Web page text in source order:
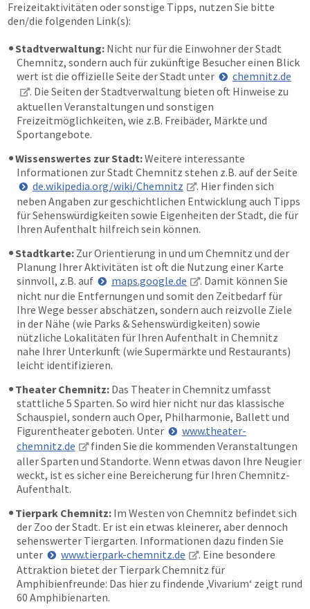
Freizeitaktivitäten oder sonstige Tipps, nutzen Sie bitte
den/die folgenden Link(s):
Stadtverwaltung: Nicht nur für die Einwohner der Stadt
Chemnitz, sondern auch für zukünftige Besucher einen Blick
wert ist die offizielle Seite der Stadt unter
chemnitz.de
. Die Seiten der Stadtverwaltung bieten oft Hinweise zu
aktuellen Veranstaltungen und sonstigen
Freizeitmöglichkeiten, wie z.B. Freibäder, Märkte und
Sportangebote.
Wissenswertes zur Stadt:Weitere interessante
Informationen zur Stadt Chemnitz stehen z.B. auf der Seite
de.wikipedia.org/wiki/Chemnitz
. Hier finden sich
neben Angaben zur geschichtlichen Entwicklung auch Tipps
für Sehenswürdigkeiten sowie Eigenheiten der Stadt, die für
Ihren Aufenthalt hilfreich sein können.
Stadtkarte: Zur Orientierung in und um Chemnitz und der
Planung Ihrer Aktivitäten ist oft die Nutzung einer Karte
sinnvoll, z.B. auf
maps.google.de
. Damit können Sie
nicht nur die Entfernungen und somit den Zeitbedarf für
Ihre Wege besser abschätzen, sondern auch reizvolle Ziele
in der Nähe (wie Parks & Sehenswürdigkeiten) sowie
nützliche Lokalitäten für Ihren Aufenthalt in Chemnitz
nahe Ihrer Unterkunft (wie Supermärkte und Restaurants)
leicht identifizieren.
Theater Chemnitz: Das Theater in Chemnitz umfasst
stattliche 5 Sparten. So wird hier nicht nur das klassische
Schauspiel, sondern auch Oper, Philharmonie, Ballett und
Figurentheater geboten. Unter
www.theater-
chemnitz.de
finden Sie die kommenden Veranstaltungen
aller Sparten und Standorte. Wenn etwas davon Ihre Neugier
weckt, ist es sicher eine Bereicherung für Ihren Chemnitz-
Aufenthalt.
Tierpark Chemnitz: Im Westen von Chemnitz befindet sich
der Zoo der Stadt. Er ist ein etwas kleinerer, aber dennoch
sehenswerter Tiergarten. Informationen dazu finden Sie
unter
www.tierpark-chemnitz.de
. Eine besondere
Attraktion bietet der Tierpark Chemnitz für
Amphibienfreunde: Das hier zu findende ‚Vivarium‘ zeigt rund
60 Amphibienarten.